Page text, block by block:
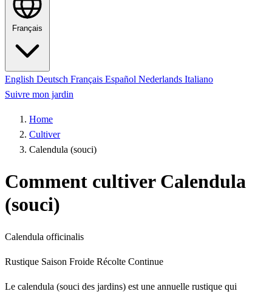
Français
English Deutsch Français Español Nederlands Italiano
Suivre mon jardin
Home
Cultiver
Calendula (souci)
Comment cultiver Calendula
(souci)
Calendula officinalis
Rustique Saison Froide Récolte Continue
Le calendula (souci des jardins) est une annuelle rustique qui